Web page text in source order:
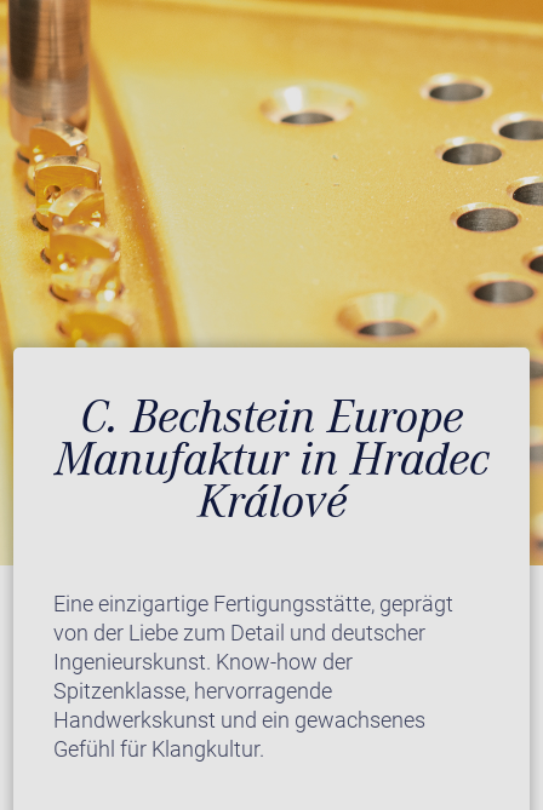
C. Bechstein Europe
Manufaktur in Hradec
Králové
Eine einzigartige Fertigungsstätte, geprägt
von der Liebe zum Detail und deutscher
Ingenieurskunst. Know-how der
Spitzenklasse, hervorragende
Handwerkskunst und ein gewachsenes
Gefühl für Klangkultur.